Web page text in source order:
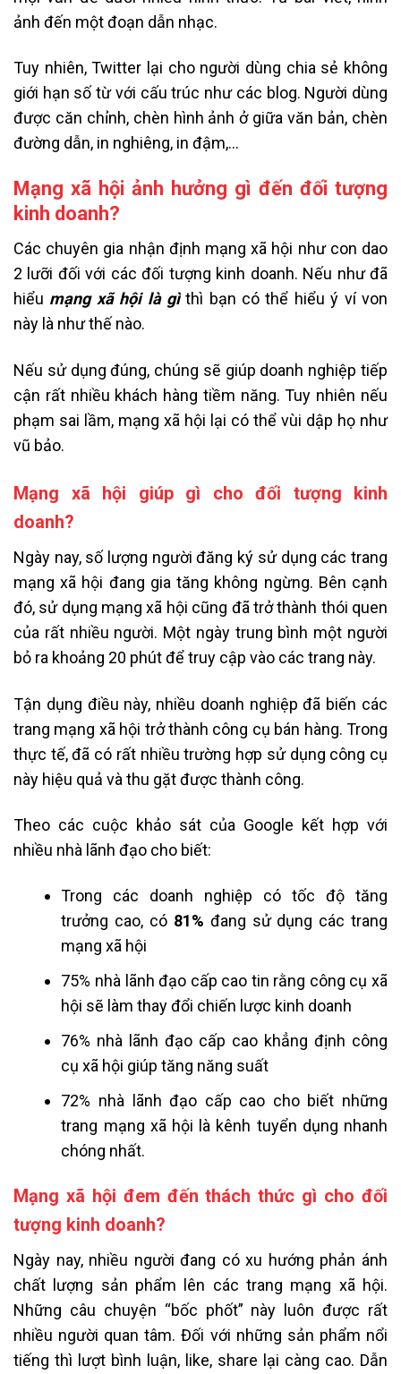
ảnh đến một đoạn dẫn nhạc.
Tuy nhiên, Twitter lại cho người dùng chia sẻ không
giới hạn số từ với cấu trúc như các blog. Người dùng
được căn chỉnh, chèn hình ảnh ở giữa văn bản, chèn
đường dẫn, in nghiêng, in đậm,…
Mạng xã hội ảnh hưởng gì đến đối tượng
kinh doanh?
Các chuyên gia nhận định mạng xã hội như con dao
2 lưỡi đối với các đối tượng kinh doanh. Nếu như đã
hiểu mạng xã hội là gìthì bạn có thể hiểu ý ví von
này là như thế nào.
Nếu sử dụng đúng, chúng sẽ giúp doanh nghiệp tiếp
cận rất nhiều khách hàng tiềm năng. Tuy nhiên nếu
phạm sai lầm, mạng xã hội lại có thể vùi dập họ như
vũ bảo.
Mạng xã hội giúp gì cho đối tượng kinh
doanh?
Ngày nay, số lượng người đăng ký sử dụng các trang
mạng xã hội đang gia tăng không ngừng. Bên cạnh
đó, sử dụng mạng xã hội cũng đã trở thành thói quen
của rất nhiều người. Một ngày trung bình một người
bỏ ra khoảng 20 phút để truy cập vào các trang này.
Tận dụng điều này, nhiều doanh nghiệp đã biến các
trang mạng xã hội trở thành công cụ bán hàng. Trong
thực tế, đã có rất nhiều trường hợp sử dụng công cụ
này hiệu quả và thu gặt được thành công.
Theo các cuộc khảo sát của Google kết hợp với
nhiều nhà lãnh đạo cho biết:
Trong các doanh nghiệp có tốc độ tăng
trưởng cao, có 81% đang sử dụng các trang
mạng xã hội
75% nhà lãnh đạo cấp cao tin rằng công cụ xã
hội sẽ làm thay đổi chiến lược kinh doanh
76% nhà lãnh đạo cấp cao khẳng định công
cụ xã hội giúp tăng năng suất
72% nhà lãnh đạo cấp cao cho biết những
trang mạng xã hội là kênh tuyển dụng nhanh
chóng nhất.
Mạng xã hội đem đến thách thức gì cho đối
tượng kinh doanh?
Ngày nay, nhiều người đang có xu hướng phản ánh
chất lượng sản phẩm lên các trang mạng xã hội.
Những câu chuyện “bốc phốt” này luôn được rất
nhiều người quan tâm. Đối với những sản phẩm nổi
tiếng thì lượt bình luận, like, share lại càng cao. Dẫn